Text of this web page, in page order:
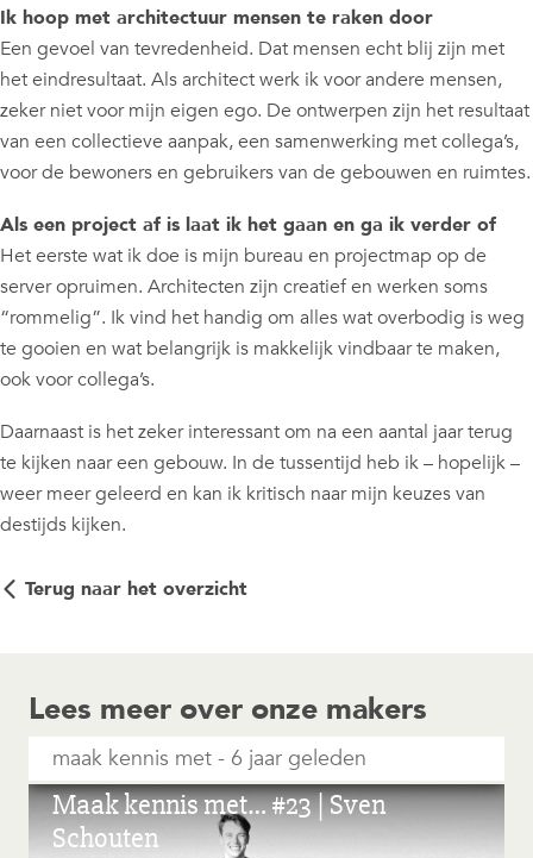
Ik hoop met architectuur mensen te raken door
Een gevoel van tevredenheid. Dat mensen echt blij zijn met
het eindresultaat. Als architect werk ik voor andere mensen,
zeker niet voor mijn eigen ego. De ontwerpen zijn het resultaat
van een collectieve aanpak, een samenwerking met collega’s,
voor de bewoners en gebruikers van de gebouwen en ruimtes.
Als een project af is laat ik het gaan en ga ik verder of
Het eerste wat ik doe is mijn bureau en projectmap op de
server opruimen. Architecten zijn creatief en werken soms
“rommelig”. Ik vind het handig om alles wat overbodig is weg
te gooien en wat belangrijk is makkelijk vindbaar te maken,
ook voor collega’s.
Daarnaast is het zeker interessant om na een aantal jaar terug
te kijken naar een gebouw. In de tussentijd heb ik – hopelijk –
weer meer geleerd en kan ik kritisch naar mijn keuzes van
destijds kijken.
Terug naar het overzicht
Lees meer over onze makers
maak kennis met 6 jaar geleden
Maak kennis met… #23 | Sven
Schouten